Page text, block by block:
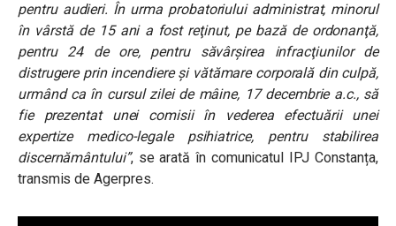
pentru audieri. În urma probatoriului administrat, minorul
în vârstă de 15 ani a fost reţinut, pe bază de ordonanţă,
pentru 24 de ore, pentru săvârşirea infracţiunilor de
distrugere prin incendiere şi vătămare corporală din culpă,
urmând ca în cursul zilei de mâine, 17 decembrie a.c., să
fie prezentat unei comisii în vederea efectuării unei
expertize medico-legale psihiatrice, pentru stabilirea
discernământului”, se arată în comunicatul IPJ Constanța,
transmis de Agerpres.